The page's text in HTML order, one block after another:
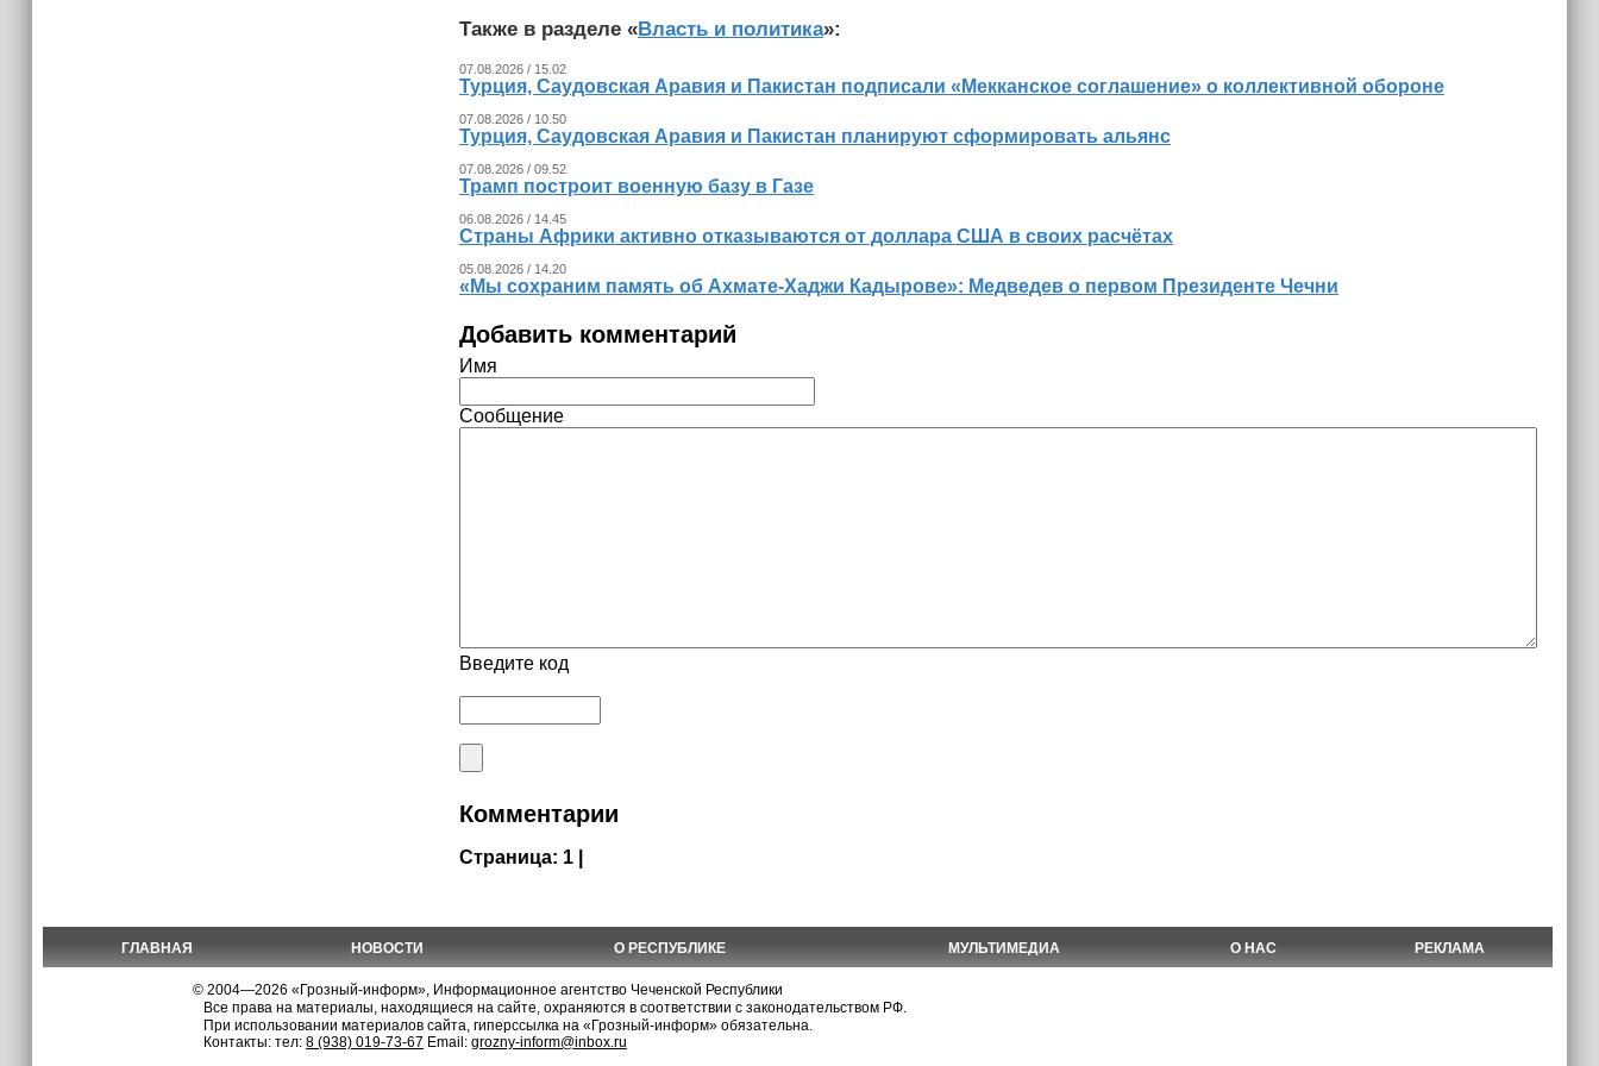
Также в разделе «Власть и политика»:
07.08.2026 / 15.02
Турция, Саудовская Аравия и Пакистан подписали «Мекканское соглашение» о коллективной обороне
07.08.2026 / 10.50
Турция, Саудовская Аравия и Пакистан планируют сформировать альянс
07.08.2026 / 09.52
Трамп построит военную базу в Газе
06.08.2026 / 14.45
Страны Африки активно отказываются от доллара США в своих расчётах
05.08.2026 / 14.20
«Мы сохраним память об Ахмате-Хаджи Кадырове»: Медведев о первом Президенте Чечни
Добавить комментарий
Имя
Сообщение
Введите код
Комментарии
Страница: 1 |
ГЛАВНАЯ НОВОСТИ О РЕСПУБЛИКЕ МУЛЬТИМЕДИА О НАС РЕКЛАМА
© 2004—2026 «Грозный-информ», Информационное агентство Чеченской Республики
Все права на материалы, находящиеся на сайте, охраняются в соответствии с законодательством РФ.
При использовании материалов сайта, гиперссылка на «Грозный-информ» обязательна.
Контакты: тел: 8 (938) 019-73-67 Email: grozny-inform@inbox.ru